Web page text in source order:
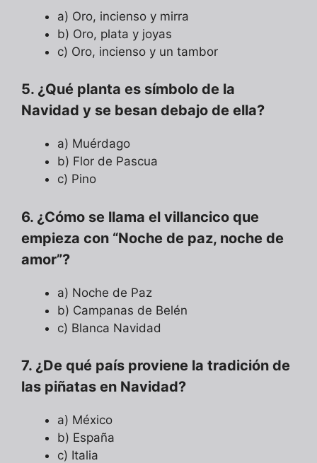
a) Oro, incienso y mirra
b) Oro, plata y joyas
c) Oro, incienso y un tambor
5. ¿Qué planta es símbolo de la
Navidad y se besan debajo de ella?
a) Muérdago
b) Flor de Pascua
c) Pino
6. ¿Cómo se llama el villancico que
empieza con “Noche de paz, noche de
amor”?
a) Noche de Paz
b) Campanas de Belén
c) Blanca Navidad
7. ¿De qué país proviene la tradición de
las piñatas en Navidad?
a) México
b) España
c) Italia